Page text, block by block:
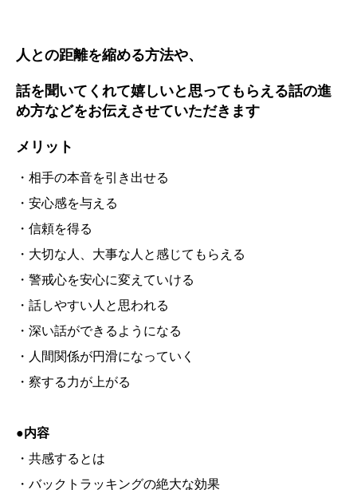
人との距離を縮める方法や、
話を聞いてくれて嬉しいと思ってもらえる話の進
め方などをお伝えさせていただきます
メリット
・相手の本音を引き出せる
・安心感を与える
・信頼を得る
・大切な人、大事な人と感じてもらえる
・警戒心を安心に変えていける
・話しやすい人と思われる
・深い話ができるようになる
・人間関係が円滑になっていく
・察する力が上がる
●内容
・共感するとは
・バックトラッキングの絶大な効果